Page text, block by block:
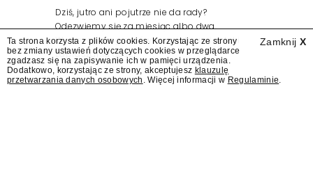
Dziś, jutro ani pojutrze nie da rady?
Odezwiemy się za miesiąc albo dwa.
Wydawcy programów są mistrzami sztuki
zapraszania gości.
Zamknij X
Ta strona korzysta z plików cookies. Korzystając ze strony
bez zmiany ustawień dotyczących cookies w przeglądarce
zgadzasz się na zapisywanie ich w pamięci urządzenia.
Dodatkowo, korzystając ze strony, akceptujesz klauzulę
przetwarzania danych osobowych . Więcej informacji w Regulaminie.